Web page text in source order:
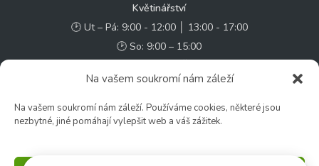
Na vašem soukromí nám záleží
Na vašem soukromí nám záleží. Používáme cookies, některé jsou
nezbytné, jiné pomáhají vylepšit web a váš zážitek.
Květinářství
🕑 Ut – Pá: 9:00 - 12:00 │ 13:00 - 17:00
🕑 So: 9:00 – 15:00
Rychlý kontakt:
✉️ e-shop@zcstrakovo.cz